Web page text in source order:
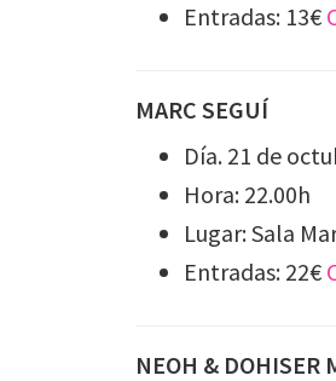
Entradas: 13€
MARC SEGUÍ
Día. 21 de
Hora: 22.00h
Lugar: Sala
Entradas: 22€
NEOH & DOHISER